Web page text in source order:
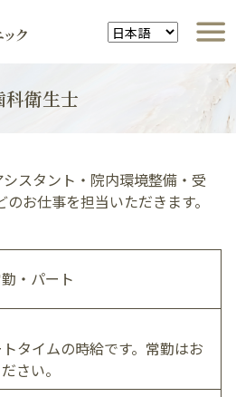
科衛生士
スタント・院内環境整備・受
お仕事を担当いただきます。
・パート
タイムの時給です。常勤はお
さい。